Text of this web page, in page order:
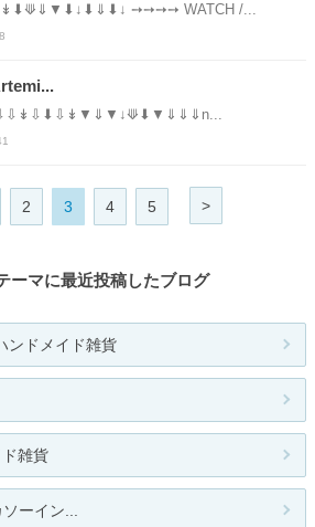
➙➙➙➙ WATCH /...
2 3 4 5 >
ーマに最近投稿したブログ
ドメイド雑貨
雑貨
ーイン...